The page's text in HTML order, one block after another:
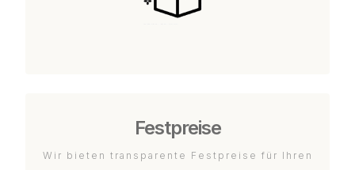
Festpreise
Wir bieten transparente Festpreise für Ihren